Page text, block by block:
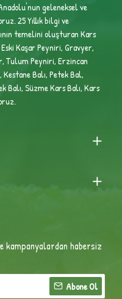
geleneksel ve
25 Yıllık bilgi ve
temelini oluşturan Kars
Kaşar Peyniri, Gravyer,
Tulum Peyniri, Erzincan
Balı, Petek Bal,
Balı, Süzme Kars Balı, Kars
kampanyalardan habersiz
Abone Ol